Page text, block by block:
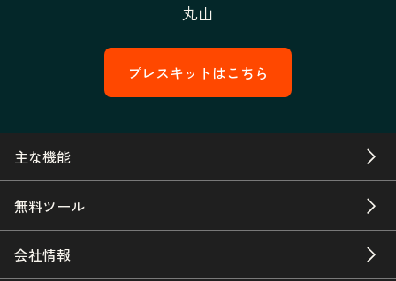
丸山
プレスキットはこちら
主な機能
無料ツール
会社情報